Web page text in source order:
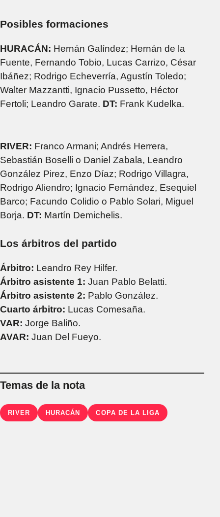
Posibles formaciones
HURACÁN: Hernán Galíndez; Hernán de la
Fuente, Fernando Tobio, Lucas Carrizo, César
Ibáñez; Rodrigo Echeverría, Agustín Toledo;
Walter Mazzantti, Ignacio Pussetto, Héctor
Fertoli; Leandro Garate. DT: Frank Kudelka.
RIVER: Franco Armani; Andrés Herrera,
Sebastián Boselli o Daniel Zabala, Leandro
González Pirez, Enzo Díaz; Rodrigo Villagra,
Rodrigo Aliendro; Ignacio Fernández, Esequiel
Barco; Facundo Colidio o Pablo Solari, Miguel
Borja. DT: Martín Demichelis.
Los árbitros del partido
Árbitro: Leandro Rey Hilfer.
Árbitro asistente 1: Juan Pablo Belatti.
Árbitro asistente 2: Pablo González.
Cuarto árbitro: Lucas Comesaña.
VAR: Jorge Baliño.
AVAR: Juan Del Fueyo.
Temas de la nota
RIVER HURACÁN COPA DE LA LIGA